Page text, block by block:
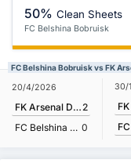
50% Clean Sheets
FC Belshina Bobruisk
FC Belshina Bobruisk vs FK
20/4/2026
FK Arsenal Dzyarzhynsk 2
FC Belshina Bobruisk 0
30/